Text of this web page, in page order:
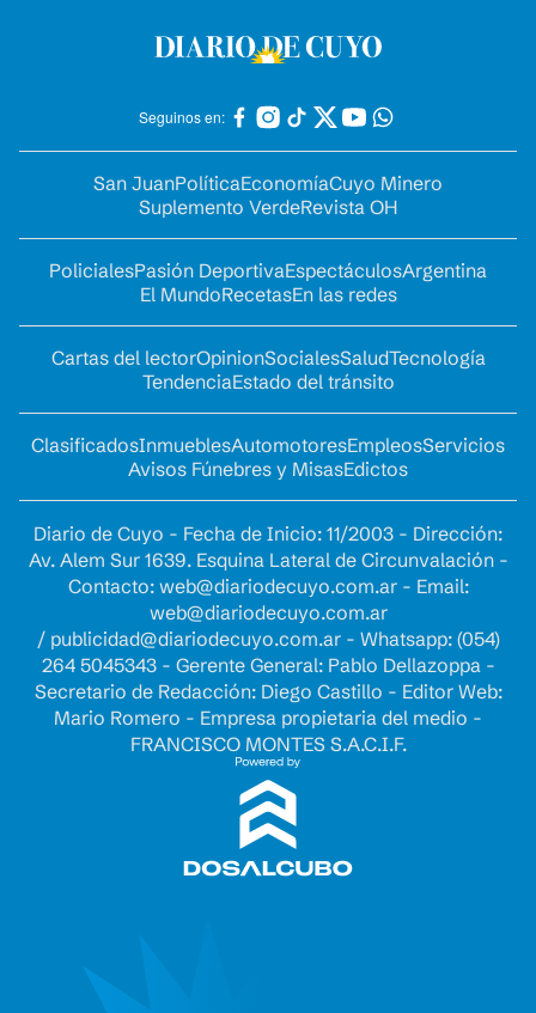
Seguinos en:
San JuanPolíticaEconomíaCuyo Minero
Suplemento VerdeRevista OH
PolicialesPasión DeportivaEspectáculosArgentina
El MundoRecetasEn las redes
Cartas del lectorOpinionSocialesSaludTecnología
TendenciaEstado del tránsito
ClasificadosInmueblesAutomotoresEmpleosServicios
Avisos Fúnebres y MisasEdictos
Diario de Cuyo - Fecha de Inicio: 11/2003 - Dirección:
Av. Alem Sur 1639. Esquina Lateral de Circunvalación -
Contacto: web@diariodecuyo.com.ar- Email:
web@diariodecuyo.com.ar
/ publicidad@diariodecuyo.com.ar- Whatsapp: (054)
264 5045343 - Gerente General: Pablo Dellazoppa -
Secretario de Redacción: Diego Castillo - Editor Web:
Mario Romero - Empresa propietaria del medio -
FRANCISCO MONTES S.A.C.I.F.